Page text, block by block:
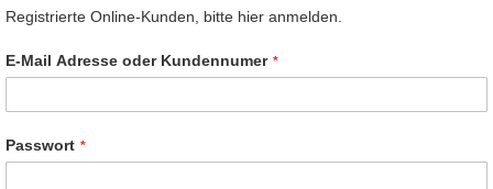
Registrierte Online-Kunden, bitte hier anmelden.
E-Mail Adresse oder Kundennumer
Passwort